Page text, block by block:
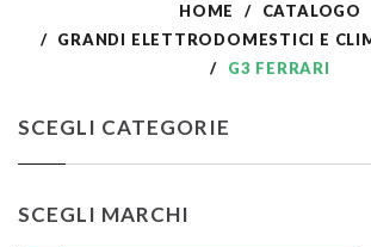
HOME
CATALOGO
GRANDI ELETTRODOMESTICI E
G3 FERRARI
SCEGLI CATEGORIE
SCEGLI MARCHI